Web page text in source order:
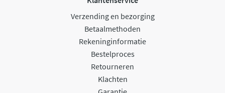
Verzending en bezorging
Betaalmethoden
Rekeninginformatie
Bestelproces
Retourneren
Klachten